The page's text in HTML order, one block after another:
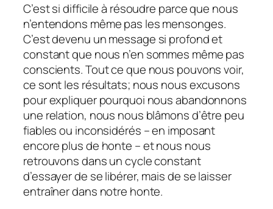
C’est si difficile à résoudre parce que nous
n’entendons même pas les mensonges.
C’est devenu un message si profond et
constant que nous n’en sommes même pas
conscients. Tout ce que nous pouvons voir,
ce sont les résultats; nous nous excusons
pour expliquer pourquoi nous abandonnons
une relation, nous nous blâmons d’être peu
fiables ou inconsidérés – en imposant
encore plus de honte – et nous nous
retrouvons dans un cycle constant
d’essayer de se libérer, mais de se laisser
entraîner dans notre honte.